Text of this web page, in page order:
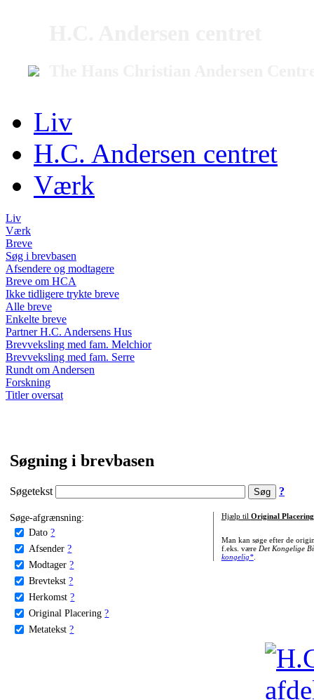
Liv
H.C. Andersen centret
Værk
Liv
Værk
Breve
Søg i brevbasen
Afsendere og modtagere
Breve om HCA
Ikke tidligere trykte breve
Alle breve
Enkelte breve
Partner H.C. Andersens Hus
Brevveksling med fam. Melchior
Brevveksling med fam. Serre
Rundt om Andersen
Forskning
Titler oversat
Søgning i brevbasen
Søgetekst ?
Søge-afgrænsning:
Dato ?
Afsender ?
Modtager ?
Brevtekst ?
Herkomst ?
Original Placering ?
Metatekst ?
Hjælp til Original Placering
Man kan søge efter de
f.eks. være Det Kongelige
kongelig*.